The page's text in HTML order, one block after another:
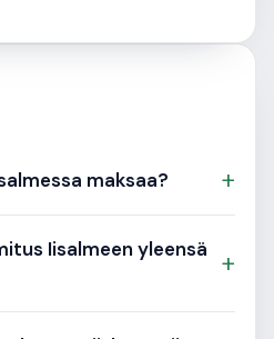
maksaa? +
Iisalmeen yleensä
+